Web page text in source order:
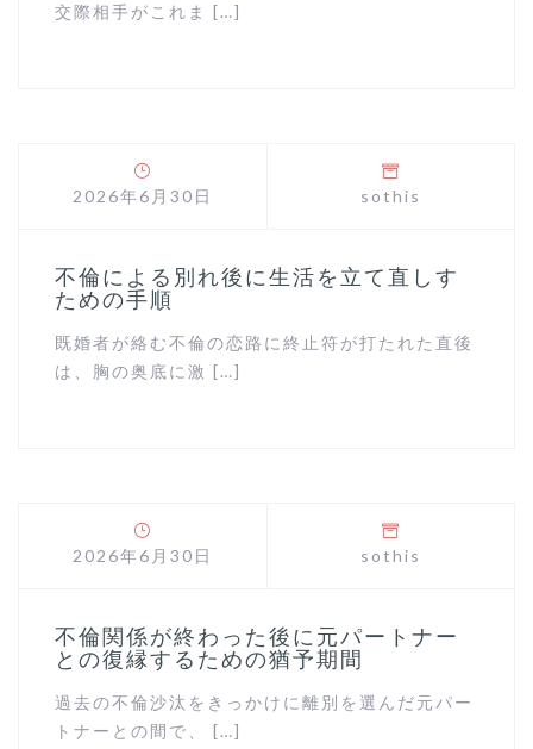
交際相手がこれま […]
2026年6月30日 sothis
不倫による別れ後に生活を立て直しす
ための手順
既婚者が絡む不倫の恋路に終止符が打たれた直後
は、胸の奥底に激 […]
2026年6月30日 sothis
不倫関係が終わった後に元パートナー
との復縁するための猶予期間
過去の不倫沙汰をきっかけに離別を選んだ元パー
トナーとの間で、 […]